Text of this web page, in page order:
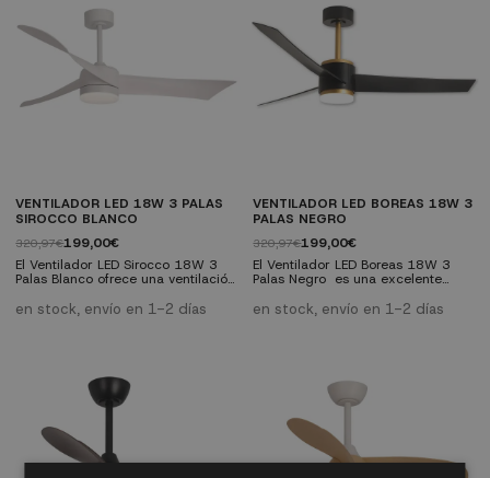
Motor DC silencioso con 6
velocidades LED integrado con
potencia...
Motor DC silencioso y eficiente
Iluminación LED de 18W regulable
en color e...
VENTILADOR LED 18W 3 PALAS
SIROCCO BLANCO
320,97€199,00€
El Ventilador LED Sirocco 18W 3
Palas Blanco ofrece una ventilación
con un diseño elegante en blanco.
Gracias a su motor DC ultra
dormitorios.Características
bajo consumo LED integrado...
en stock, envío en 1-2 días
VENTILADOR LED BOREAS 18W 3
PALAS NEGRO
320,97€199,00€
El Ventilador LED Boreas 18W 3
Palas Negro es una excelente
confort, eficiencia y un diseño
contemporáneo. Su motor DC
completa para cualquier
estancia.Características técnicas:
Motor DC silencioso y de bajo
consumo Iluminación LED de
18W...
en stock, envío en 1-2 días